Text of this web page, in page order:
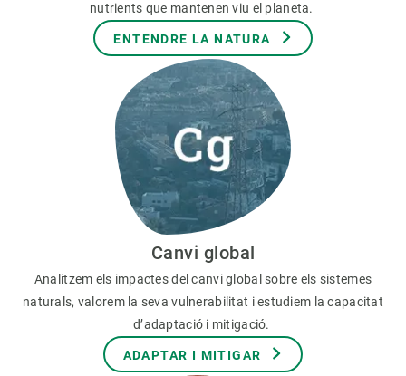
nutrients que mantenen viu el planeta.
ENTENDRE LA NATURA
Canvi global
Analitzem els impactes del canvi global sobre els sistemes
naturals, valorem la seva vulnerabilitat i estudiem la capacitat
d’adaptació i mitigació.
ADAPTAR I MITIGAR